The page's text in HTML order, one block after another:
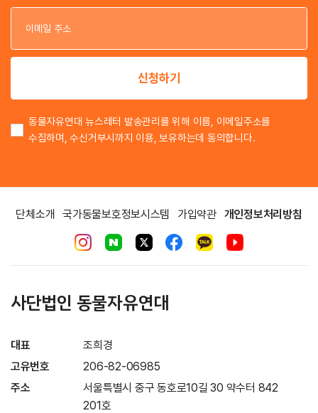
이
이
신청하기
동물자유연대 뉴스레터 발송관리를 위해 이름, 이메일주소를
수집하며, 수신거부시까지 이용, 보유하는데 동의합니다.
단체소개 국가동물보호정보시스템 가입약관 개인정보처리방침
사단법인 동물자유연대
대표
조희경
고유번호
206-82-06985
주소
서울특별시 중구 동호로10길 30 약수터 842
201호